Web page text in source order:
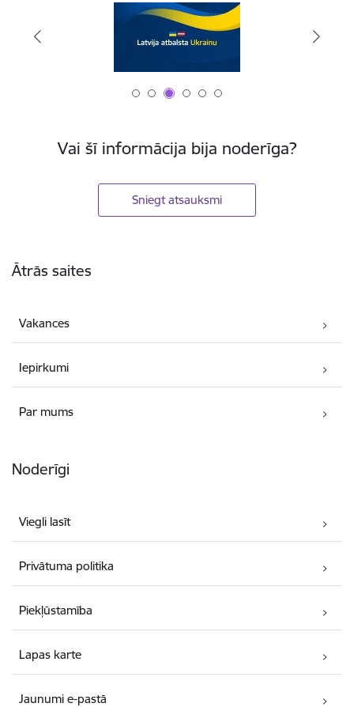
Vai šī informācija bija noderīga?
Sniegt atsauksmi
Ātrās saites
Vakances
Iepirkumi
Par mums
Noderīgi
Viegli lasīt
Privātuma politika
Piekļūstamība
Lapas karte
Jaunumi e-pastā